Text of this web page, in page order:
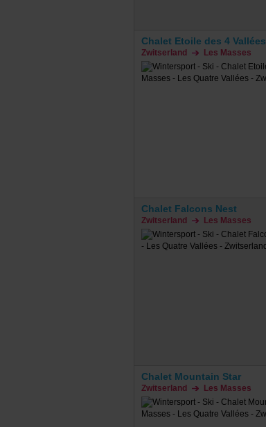
Chalet Etoile des 4 Vallées
Zwitserland Les Masses
Chalet Falcons Nest
Zwitserland Les Masses
Chalet Mountain Star
Zwitserland Les Masses